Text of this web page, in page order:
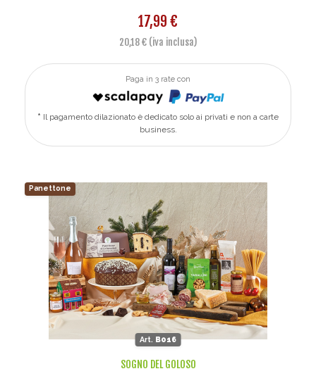
17,99 €
20,18 € (iva inclusa)
Paga in 3 rate con
Il pagamento dilazionato è dedicato solo ai privati e non a carte
business.
Panettone
Art. B016
SOGNO DEL GOLOSO